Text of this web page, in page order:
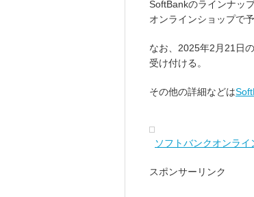
SoftBankのラインナッ
オンラインショップで
なお、2025年2月21日
受け付ける。
その他の詳細などは
ソフトバンクオンライ
スポンサーリンク